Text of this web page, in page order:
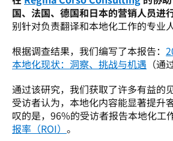
国、法国、德国和日本的营销人员进
别针对负责翻译和本地化工作的专业
根据调查结果，我们编写了本报告：
本地化现状：洞察、挑战与机遇 （通
通过该研究，我们获取了许多有益的
受访者认为，本地化内容能显著提升
叹的是，96%的受访者报告本地化工
报率（ROI） 。